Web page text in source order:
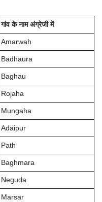
गांव के नाम अंग्रेजी में
Amarwah
Badhaura
Baghau
Rojaha
Mungaha
Adaipur
Path
Baghmara
Neguda
Marsar